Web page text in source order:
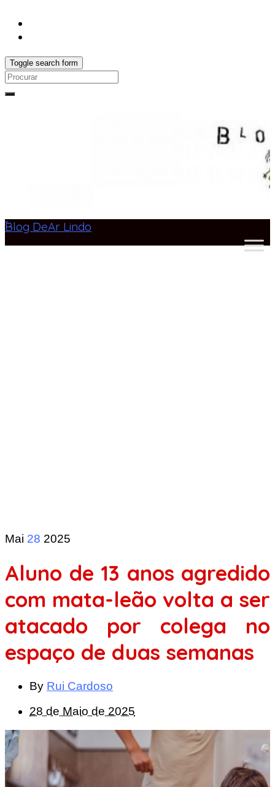
Toggle search form
Search
Blog DeAr Lindo
Mai 28 2025
Aluno de 13 anos agredido
com mata-leão volta a ser
atacado por colega no
espaço de duas semanas
By Rui Cardoso
28 de Maio de 2025